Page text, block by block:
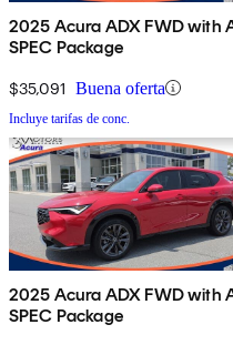
2025 Acura ADX FWD with
SPEC Package
$35,091 Buena oferta
Incluye tarifas de conc.
2025 Acura ADX FWD with
SPEC Package